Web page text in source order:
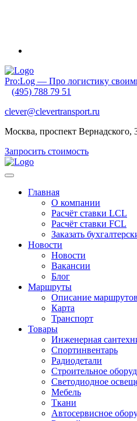
Pro:Log — Про логистику
(495) 788 79 51
clever@clevertransport.ru
Москва, проспект Вернадского,
Запросить стоимость
Главная
О компании
Расчёт ставки LCL
Расчёт ставки FСL
Заказать
Новости
Новости
Вакансии
Блог
Маршруты
Описание маршрутов
Карта
Транспорт
Товары
Инженерная
Спортинвентарь
Радиодетали
Строительное
Светодиодное
Мебель
Ткани
Автосервисное